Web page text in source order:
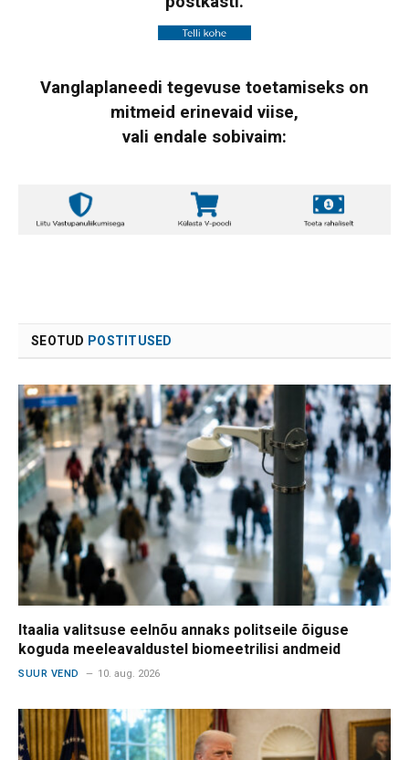
Vanglaplaneedi tegevuse toetamiseks on
mitmeid erinevaid viise,
vali endale sobivaim:
SEOTUD POSTITUSED
Itaalia valitsuse eelnõu annaks politseile õiguse
koguda meeleavaldustel biomeetrilisi andmeid
SUUR VEND 10. aug. 2026